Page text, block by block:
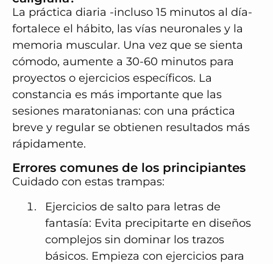
La práctica diaria -incluso 15 minutos al día-
fortalece el hábito, las vías neuronales y la
memoria muscular. Una vez que se sienta
cómodo, aumente a 30-60 minutos para
proyectos o ejercicios específicos. La
constancia es más importante que las
sesiones maratonianas: con una práctica
breve y regular se obtienen resultados más
rápidamente.
Errores comunes de los principiantes
Cuidado con estas trampas:
Ejercicios de salto para letras de
fantasía: Evita precipitarte en diseños
complejos sin dominar los trazos
básicos. Empieza con ejercicios para